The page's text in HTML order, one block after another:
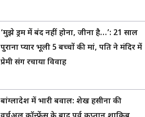
‘मुझे ड्रम में बंद नहीं होना, जीना है…’: 21 साल
पुराना प्यार भूली 5 बच्चों की मां, पति ने मंदिर में
प्रेमी संग रचाया विवाह
बांग्लादेश में भारी बवाल: शेख हसीना की